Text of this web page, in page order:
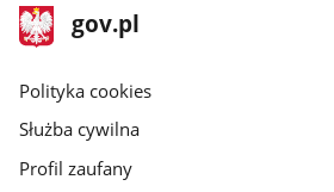
stopka
gov.pl
Strona
gov.pl
gov.pl
Polityka cookies
Służba cywilna
Profil zaufany